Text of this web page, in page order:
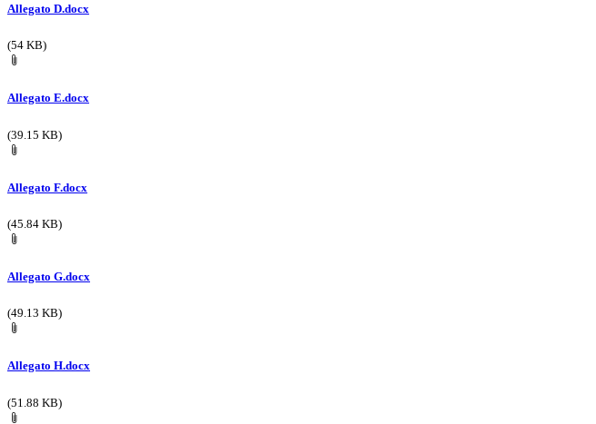
Allegato D.docx
(54 KB)
Allegato E.docx
(39.15 KB)
Allegato F.docx
(45.84 KB)
Allegato G.docx
(49.13 KB)
Allegato H.docx
(51.88 KB)